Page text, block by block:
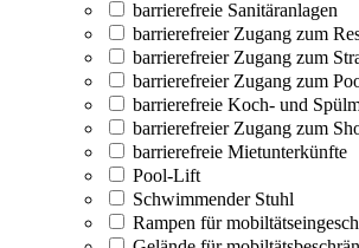
barrierefreie Sanitäranlagen
barrierefreier Zugang zum
barrierefreier Zugang zum
barrierefreier Zugang zum
barrierefreie Koch- und
barrierefreier Zugang zum
barrierefreie Mietunterkünfte
Pool-Lift
Schwimmender Stuhl
Rampen für